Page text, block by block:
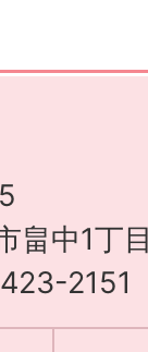
畠中1丁
2151